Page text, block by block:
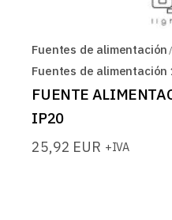
Fuentes de alimentación
Fuentes de alimentación
FUENTE
IP20
25,92 EUR +IVA